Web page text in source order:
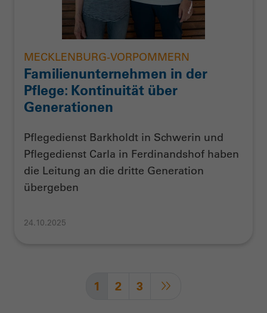
MECKLENBURG-VORPOMMERN
Familienunternehmen in der
Pflege: Kontinuität über
Generationen
Pflegedienst Barkholdt in Schwerin und
Pflegedienst Carla in Ferdinandshof haben
die Leitung an die dritte Generation
übergeben
24.10.2025
1 2 3